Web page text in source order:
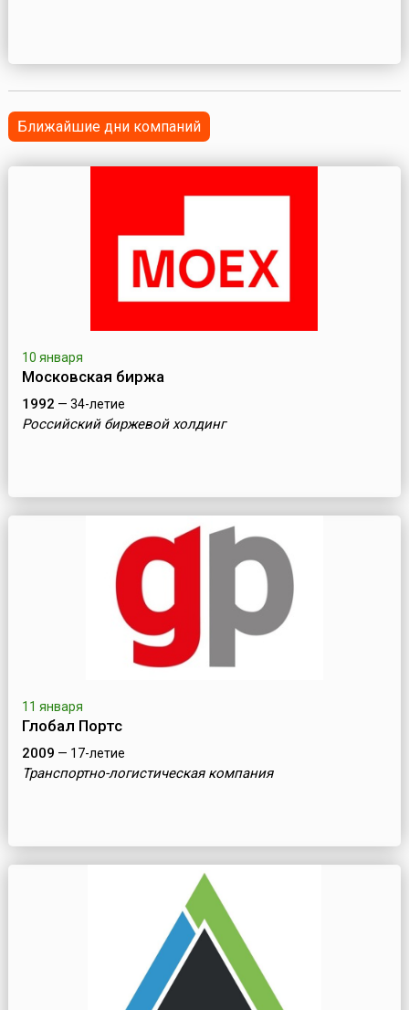
Ближайшие дни компаний
10 января
Московская биржа
1992 — 34-летие
Российский биржевой холдинг
11 января
Глобал Портс
2009 — 17-летие
Транспортно-логистическая компания